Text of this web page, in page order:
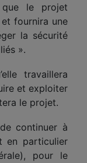
que le projet
fournira une
la sécurité
».
travaillera
ire et exploiter
le projet.
continuer à
en particulier
pour le